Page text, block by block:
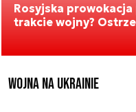
Rosyjska
trakcie wojny?
Wojna na Ukrainie